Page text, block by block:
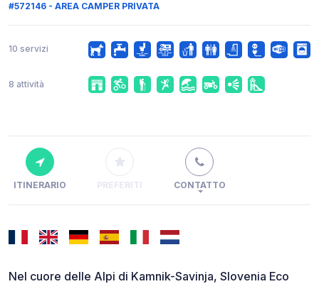
#572146 - AREA CAMPER PRIVATA
10 servizi
8 attività
ITINERARIO PREFERITI CONTATTO
Nel cuore delle Alpi di Kamnik-Savinja, Slovenia Eco